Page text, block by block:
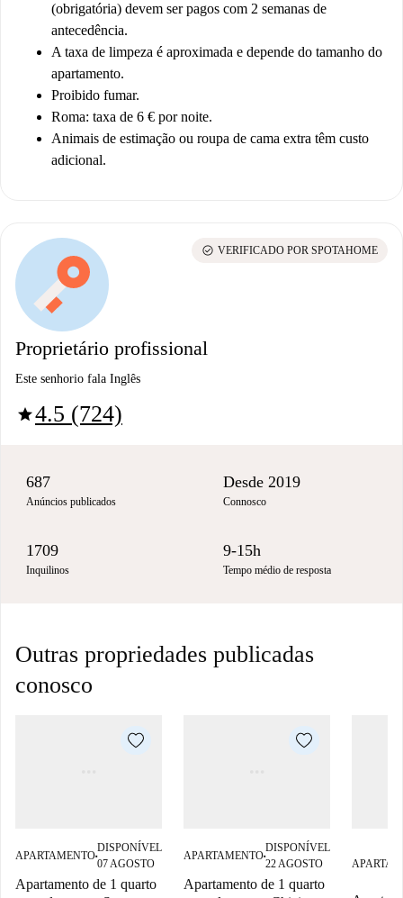
(obrigatória) devem ser pagos com 2 semanas de
antecedência.
A taxa de limpeza é aproximada e depende do tamanho do
apartamento.
Proibido fumar.
Roma: taxa de 6 € por noite.
Animais de estimação ou roupa de cama extra têm custo
adicional.
Proprietário profissional
Este senhorio fala Inglês
star4.5 (724)
check_circle VERIFICADO POR SPOTAHOME
687
Anúncios publicados
Desde 2019
Connosco
1709
Inquilinos
9-15h
Tempo médio de resposta
Outras propriedades publicadas
conosco
APARTAMENTO■
DISPONÍVEL
07 AGOSTO
Apartamento de 1 quarto
APARTAMENTO■
DISPONÍVEL
22 AGOSTO
Apartamento de 1 quarto